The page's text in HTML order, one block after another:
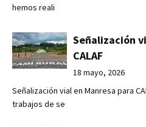
hemos reali
Señalización
CALAF
18 mayo, 2026
Señalización vial en Manresa para
trabajos de se